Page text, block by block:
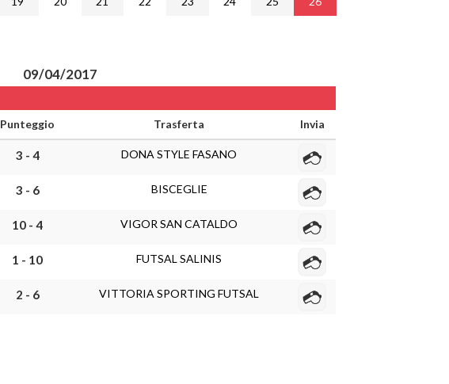
09/04/2017
Punteggio Trasferta Invia
3 - 4 DONA STYLE FASANO
3 - 6 BISCEGLIE
10 - 4 VIGOR SAN CATALDO
1 - 10 FUTSAL SALINIS
2 - 6 VITTORIA SPORTING FUTSAL